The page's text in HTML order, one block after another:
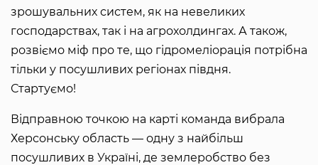
зрошувальних систем, як на невеликих
господарствах, так і на агрохолдингах. А також,
розвіємо міф про те, що гідромеліорація потрібна
тільки у посушливих регіонах півдня.
Стартуємо!
Відправною точкою на карті команда вибрала
Херсонську область — одну з найбільш
посушливих в Україні, де землеробство без